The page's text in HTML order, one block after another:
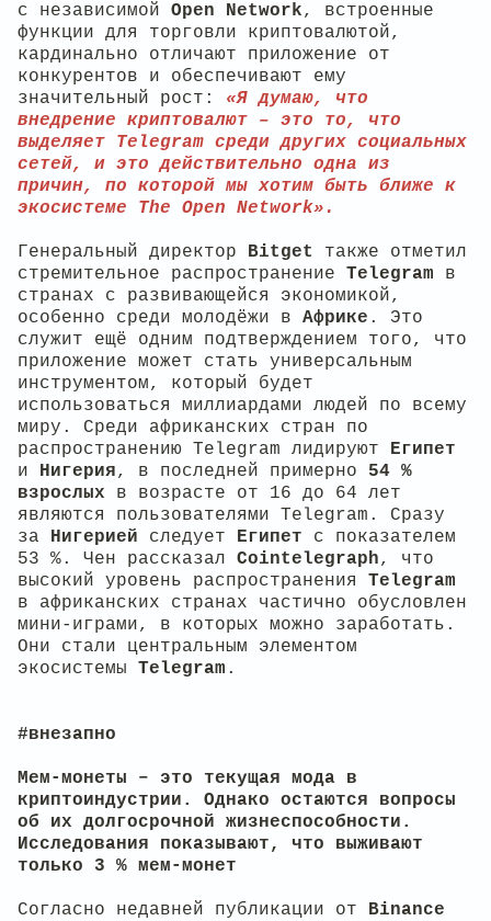
с независимой Open Network, встроенные
функции для торговли криптовалютой,
кардинально отличают приложение от
конкурентов и обеспечивают ему
значительный рост: «Я думаю, что
внедрение криптовалют – это то, что
выделяет Telegram среди других социальных
сетей, и это действительно одна из
причин, по которой мы хотим быть ближе к
экосистеме The Open Network».
Генеральный директор Bitget также отметил
стремительное распространение Telegram в
странах с развивающейся экономикой,
особенно среди молодёжи в Африке . Это
служит ещё одним подтверждением того, что
приложение может стать универсальным
инструментом, который будет
использоваться миллиардами людей по всему
миру. Среди африканских стран по
распространению Telegram лидируют Египет
и Нигерия, в последней примерно 54 %
взрослых в возрасте от 16 до 64 лет
являются пользователями Telegram. Сразу
за Нигерией следует Египет с показателем
53 %. Чен рассказал Cointelegraph, что
высокий уровень распространения Telegram
в африканских странах частично обусловлен
мини-играми, в которых можно заработать.
Они стали центральным элементом
экосистемы Telegram .
#внезапно
Мем-монеты – это текущая мода в
криптоиндустрии. Однако остаются вопросы
об их долгосрочной жизнеспособности.
Исследования показывают, что выживают
только 3 % мем-монет
Согласно недавней публикации от Binance